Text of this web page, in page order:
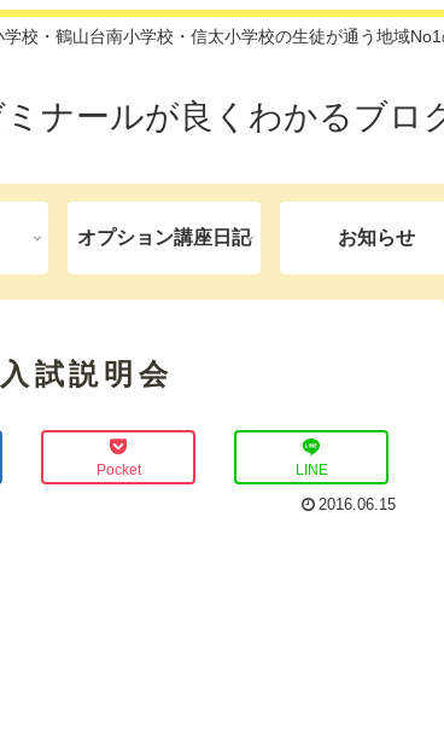
校・鶴山台南小学校・信太小学校の生徒が通う地域
ナールが良くわかるブロ
オプション講座日記 お知らせ
試説明会
Pocket LINE
2016.06.15